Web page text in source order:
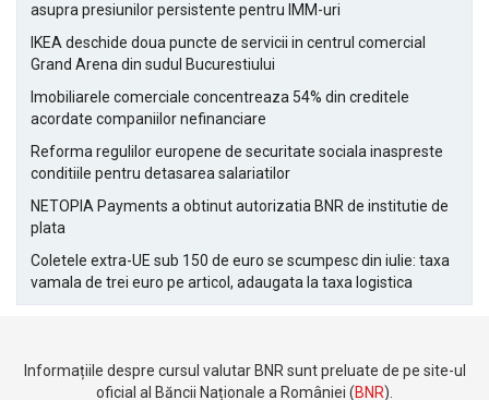
asupra presiunilor persistente pentru IMM-uri
IKEA deschide doua puncte de servicii in centrul comercial
Grand Arena din sudul Bucurestiului
Imobiliarele comerciale concentreaza 54% din creditele
acordate companiilor nefinanciare
Reforma regulilor europene de securitate sociala inaspreste
conditiile pentru detasarea salariatilor
NETOPIA Payments a obtinut autorizatia BNR de institutie de
plata
Coletele extra-UE sub 150 de euro se scumpesc din iulie: taxa
vamala de trei euro pe articol, adaugata la taxa logistica
Informațiile despre cursul valutar BNR sunt preluate de pe site-ul
oficial al Băncii Naționale a României (BNR).